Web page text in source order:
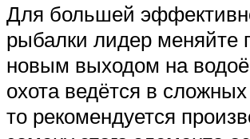
Для большей
рыбалки лидер меняйте
новым выходом на
охота ведётся в
то рекомендуется